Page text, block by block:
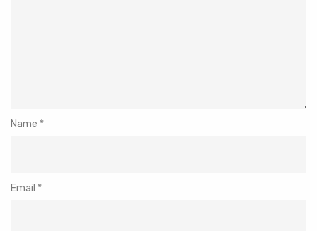
Name *
Email *